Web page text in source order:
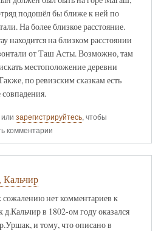
подошёл бы ближе к ней по
На более близкое расстояние.
находится на близком расстоянии
от Таш Асты. Возможно, там
местоположение деревни
по ревизским сказкам есть
или зарегистрируйтесь, чтобы
комментарии
Кальчир
нет комментариев к
д.Кальчир в 1802-ом году оказался
и тому, что описано в